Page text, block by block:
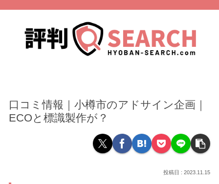
口コミ情報｜小樽市のアドサイン企画｜
ECOと標識製作が？
2023.11.15